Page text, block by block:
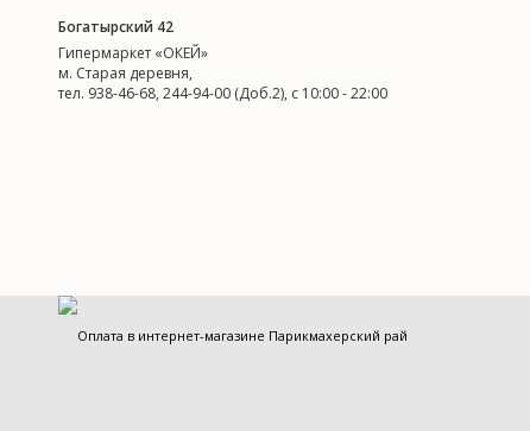
Богатырский 42
Гипермаркет «ОКЕЙ»
м. Старая деревня,
тел. 938-46-68, 244-94-00 (Доб.2), c 10:00 - 22:00